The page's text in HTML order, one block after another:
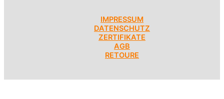
IMPRESSUM
DATENSCHUTZ
ZERTIFIKATE
AGB
RETOURE